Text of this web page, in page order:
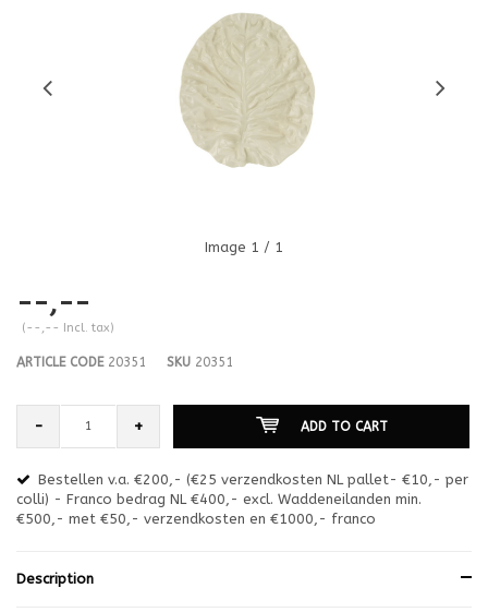
Image 1 / 1
--,--
(--,-- Incl. tax)
ARTICLE CODE20351 SKU 20351
- + ADD TO CART
Bestellen v.a. €200,- (€25 verzendkosten NL pallet- €10,- per
colli) - Franco bedrag NL €400,- excl. Waddeneilanden min.
€500,- met €50,- verzendkosten en €1000,- franco
Description